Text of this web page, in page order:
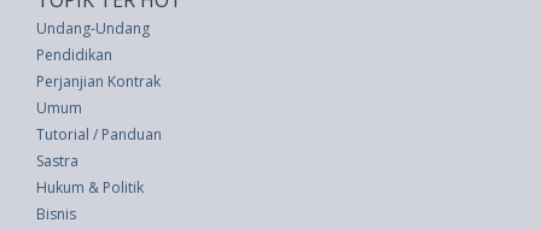
Undang-Undang
Pendidikan
Perjanjian Kontrak
Umum
Tutorial / Panduan
Sastra
Hukum & Politik
Bisnis